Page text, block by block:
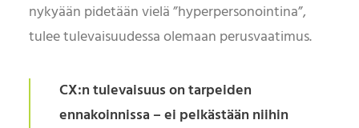
nykyään pidetään vielä ”hyperpersonointina”,
tulee tulevaisuudessa olemaan perusvaatimus.
CX:n tulevaisuus on tarpeiden
ennakoinnissa – ei pelkästään niihin